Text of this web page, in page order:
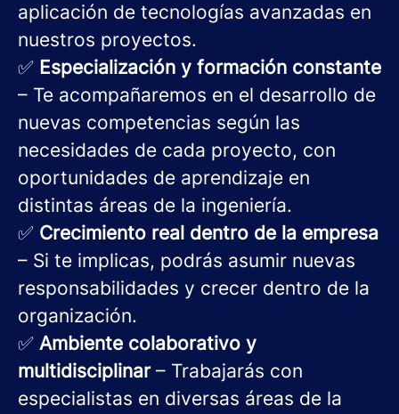
aplicación de tecnologías avanzadas en
nuestros proyectos.
✅ Especialización y formación constante
– Te acompañaremos en el desarrollo de
nuevas competencias según las
necesidades de cada proyecto, con
oportunidades de aprendizaje en
distintas áreas de la ingeniería.
✅ Crecimiento real dentro de la empresa
– Si te implicas, podrás asumir nuevas
responsabilidades y crecer dentro de la
organización.
✅ Ambiente colaborativo y
multidisciplinar– Trabajarás con
especialistas en diversas áreas de la